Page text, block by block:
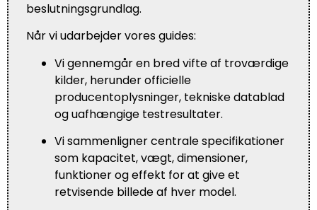
beslutningsgrundlag.
Når vi udarbejder vores guides:
Vi gennemgår en bred vifte af troværdige
kilder, herunder officielle
producentoplysninger, tekniske datablad
og uafhængige testresultater.
Vi sammenligner centrale specifikationer
som kapacitet, vægt, dimensioner,
funktioner og effekt for at give et
retvisende billede af hver model.